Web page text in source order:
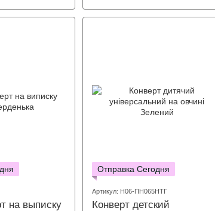
на выписку
Отправка Сегодня
Артикул: Н06-ПН065НТГ
Конверт детский